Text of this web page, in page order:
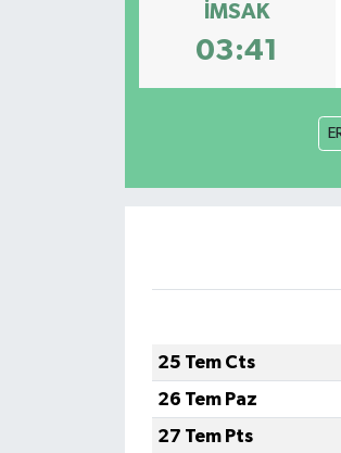
İMSAK
03:41
25 Tem Cts
26 Tem Paz
27 Tem Pts